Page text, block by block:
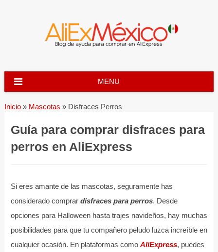
MENU
Inicio » Mascotas »Disfraces Perros
Guía para comprar disfraces para
perros en AliExpress
Si eres amante de las mascotas, seguramente has
considerado comprar disfraces para perros. Desde
opciones para Halloween hasta trajes navideños, hay muchas
posibilidades para que tu compañero peludo luzca increíble en
cualquier ocasión. En plataformas como AliExpress, puedes